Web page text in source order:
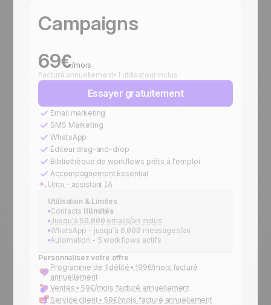
Campaigns
69€/mois
Facturé annuellement• 1 utilisateur inclus
Essayer gratuitement
Email marketing
SMS Marketing
WhatsApp
Éditeur drag-and-drop
Bibliothèque de workflows prêts à l'emploi
Accompagnement Essential
Uma - assistant IA
Utilisation & Limites
Contacts illimités
Jusqu'à 60,000 emails/an inclus
WhatsApp - jusqu'à 6,000 messages/an
Automation - 5 workflows actifs
Personnalisez votre offre
Programme de fidélité • 199€/mois facturé
annuellement
Ventes • 59€/mois facturé annuellement
Service client • 59€/mois facturé annuellement